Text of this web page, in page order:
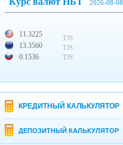
2026-08-08
11.3225
13.3560
0.1536
TJS
TJS
TJS
КРЕДИТНЫЙ КАЛЬКУЛЯТОР
ДЕПОЗИТНЫЙ КАЛЬКУЛЯТОР